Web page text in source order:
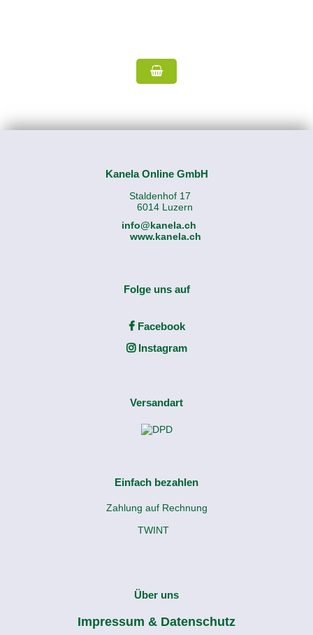
Kanela Online GmbH
Staldenhof 17
6014 Luzern
info@kanela.ch
www.kanela.ch
Folge uns auf
Facebook
Instagram
Versandart
Einfach bezahlen
Zahlung auf Rechnung
TWINT
Über uns
Impressum & Datenschutz